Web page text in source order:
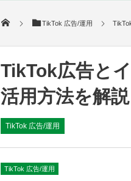
TikTok 広告/運用
TikTok広告と
活用方法を解説
TikTok 広告/運用
TikTok 広告/運用